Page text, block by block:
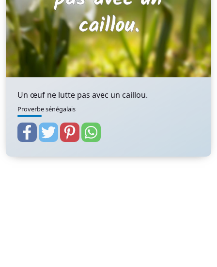
Un œuf ne lutte pas avec un caillou.
Proverbe sénégalais